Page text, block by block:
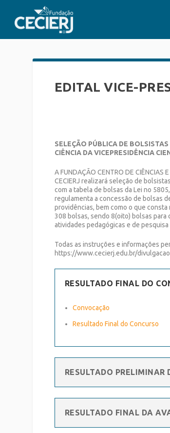
EDITAL VICE-
SELEÇÃO PÚBLICA DE
CIÊNCIA DA VICEPRESIDÊNCIA
A FUNDAÇÃO CENTRO DE CIÊNCIAS
CECIERJ realizará seleção de
com a tabela de bolsas da Lei no
regulamenta a concessão de bolsas
providências, bem como o que
308 bolsas, sendo 8(oito) bolsas para
atividades pedagógicas e de pesquisa
Todas as instruções e informações
https://www.cecierj.edu.br/
RESULTADO FINAL DO
Convocação
Resultado Final do Concurso
RESULTADO PRELIMINAR
RESULTADO FINAL DA